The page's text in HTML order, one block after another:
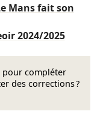
Mans fait son
2024/2025
pour compléter
des corrections ?